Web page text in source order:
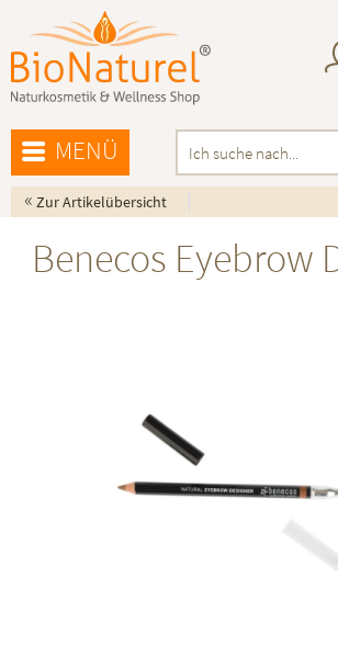
MENÜ
« Zur Artikelübersicht
Benecos Eyebrow